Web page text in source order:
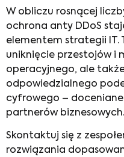
W obliczu rosnącej
ochrona anty DDoS
elementem strategii IT.
uniknięcie przestojów i
operacyjnego, ale
odpowiedzialnego
cyfrowego –
partnerów biznesowych.
Skontaktuj się z
rozwiązania